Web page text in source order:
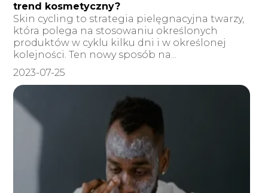
trend kosmetyczny?
Skin cycling to strategia pielęgnacyjna twarzy,
która polega na stosowaniu określonych
produktów w cyklu kilku dni i w określonej
kolejności. Ten nowy sposób na...
2023-07-25